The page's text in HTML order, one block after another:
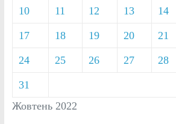
Жовтень 2022
10 11 12 13 14
17 18 19 20 21
24 25 26 27 28
31